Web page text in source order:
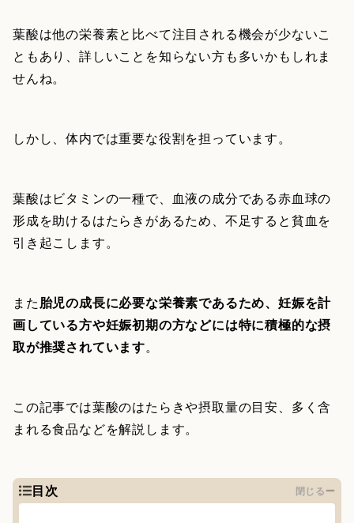
葉酸は他の栄養素と比べて注目される機会が少ないこ
ともあり、詳しいことを知らない方も多いかもしれま
せんね。
しかし、体内では重要な役割を担っています。
葉酸はビタミンの一種で、血液の成分である赤血球の
形成を助けるはたらきがあるため、不足すると貧血を
引き起こします。
また胎児の成長に必要な栄養素であるため、妊娠を計
画している方や妊娠初期の方などには特に積極的な摂
取が推奨されています。
この記事では葉酸のはたらきや摂取量の目安、多く含
まれる食品などを解説します。
目次 閉じる